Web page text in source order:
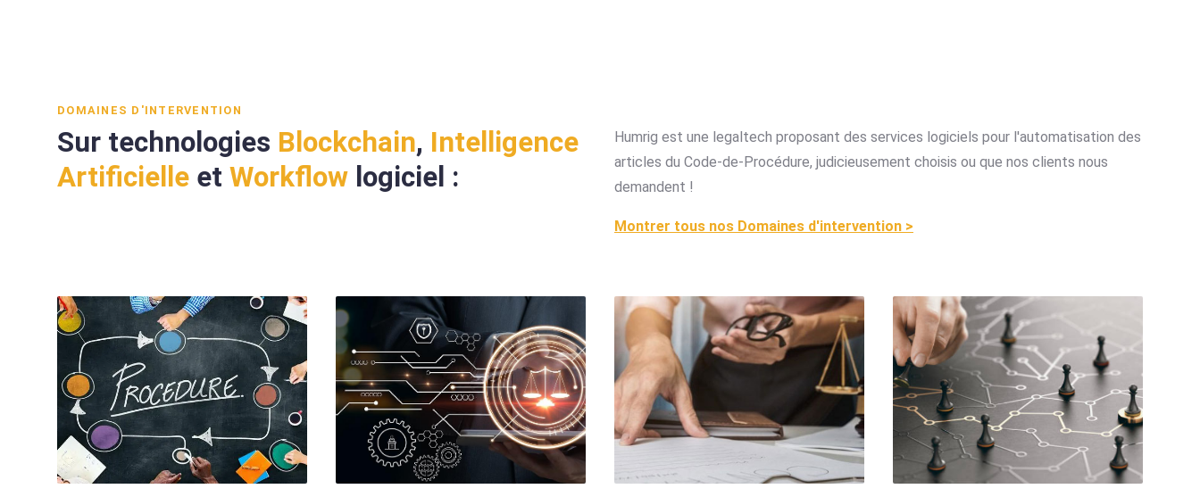
DOMAINES D'INTERVENTION
Sur technologies Blockchain, Intelligence
Artificielle et Workflow logiciel :
Humrig est une legaltech proposant des services logiciels pour l'automatisation des
articles du Code-de-Procédure, judicieusement choisis ou que nos clients nous
demandent !
Montrer tous nos Domaines d'intervention >